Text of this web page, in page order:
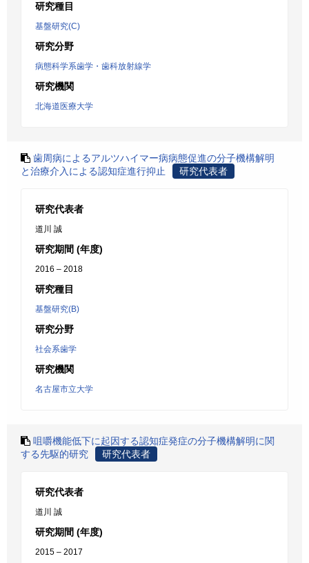
研究種目
基盤研究(C)
研究分野
病態科学系歯学・歯科放射線学
研究機関
北海道医療大学
歯周病によるアルツハイマー病病態促進の分子機構解明
と治療介入による認知症進行抑止
研究代表者
研究代表者
道川 誠
研究期間 (年度)
2016 – 2018
研究種目
基盤研究(B)
研究分野
社会系歯学
研究機関
名古屋市立大学
咀嚼機能低下に起因する認知症発症の分子機構解明に関
する先駆的研究
研究代表者
研究代表者
道川 誠
研究期間 (年度)
2015 – 2017